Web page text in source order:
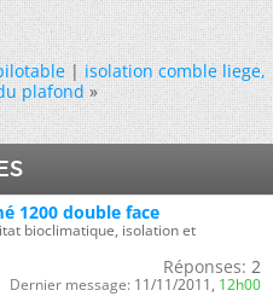
|isolation comble liege,
plafond »
1200 double face
bioclimatique, isolation et
Réponses: 2
Dernier message: 11/11/2011, 12h00